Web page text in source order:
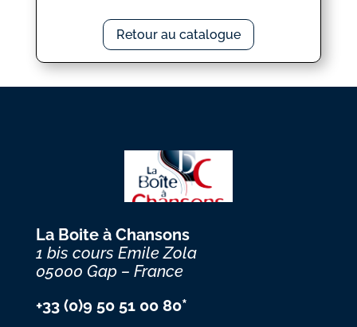
Retour au catalogue
La Boite à Chansons
1 bis cours Emile Zola
05000 Gap – France
+33 (0)9 50 51 00 80*